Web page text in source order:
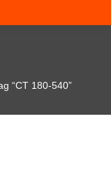
“CT 180-540”